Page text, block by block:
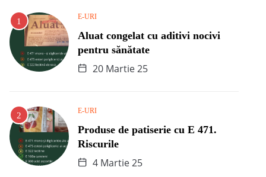
E-URI
Aluat congelat cu aditivi nocivi
pentru sănătate
20 Martie 25
E-URI
Produse de patiserie cu E 471.
Riscurile
4 Martie 25